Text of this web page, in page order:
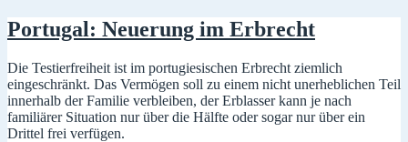
Portugal: Neuerung im Erbrecht
Die Testierfreiheit ist im portugiesischen Erbrecht ziemlich
eingeschränkt. Das Vermögen soll zu einem nicht unerheblichen Teil
innerhalb der Familie verbleiben, der Erblasser kann je nach
familiärer Situation nur über die Hälfte oder sogar nur über ein
Drittel frei verfügen.